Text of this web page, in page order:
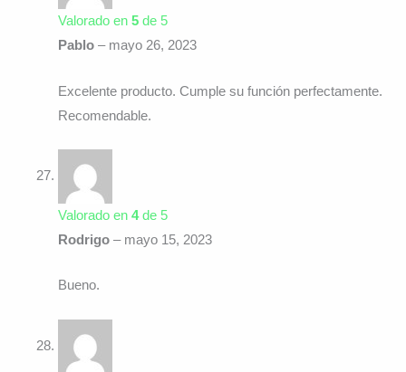
Valorado en 5de 5
Pablo – mayo 26, 2023
Excelente producto. Cumple su función perfectamente.
Recomendable.
Valorado en 4de 5
Rodrigo – mayo 15, 2023
Bueno.